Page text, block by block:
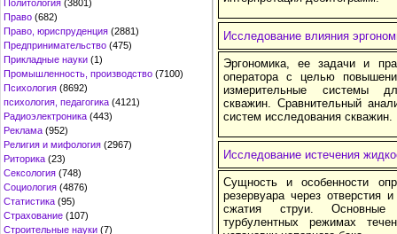
Политология (3801)
Право (682)
Право, юриспруденция (2881)
Предпринимательство (475)
Прикладные науки (1)
Промышленность, производство (7100)
Психология (8692)
психология, педагогика (4121)
Радиоэлектроника (443)
Реклама (952)
Религия и мифология (2967)
Риторика (23)
Сексология (748)
Социология (4876)
Статистика (95)
Страхование (107)
Строительные науки (7)
Исследование влияния
Эргономика, ее задачи и
оператора с целью
измерительные системы
скважин. Сравнительный
систем исследования скважин.
Исследование истечения
Сущность и особенности
резервуара через отверстия
сжатия струи. Основные
турбулентных режимах